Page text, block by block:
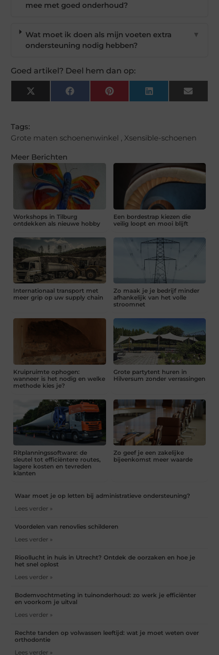
mee met goed onderhoud?
Wat moet ik doen als mijn voeten extra
ondersteuning nodig hebben?
▼
Goed artikel? Deel hem dan op:
X
(Twitter)
FacebookPinterest LinkedIn Email
Tags:
Grote maten schoenenwinkel , Xsensible-schoenen
Meer Berichten
Workshops in Tilburg
ontdekken als nieuwe hobby
Een bordestrap kiezen die
veilig loopt en mooi blijft
Internationaal transport met
meer grip op uw supply chain
Zo maak je je bedrijf minder
afhankelijk van het volle
stroomnet
Kruipruimte ophogen:
wanneer is het nodig en welke
methode kies je?
Grote partytent huren in
Hilversum zonder verrassingen
Ritplanningssoftware: de
sleutel tot efficiëntere routes,
lagere kosten en tevreden
klanten
Zo geef je een zakelijke
bijeenkomst meer waarde
Waar moet je op letten bij administratieve ondersteuning?
Lees verder »
Voordelen van renovlies schilderen
Lees verder »
Rioollucht in huis in Utrecht? Ontdek de oorzaken en hoe je
het snel oplost
Lees verder »
Bodemvochtmeting in tuinonderhoud: zo werk je efficiënter
en voorkom je uitval
Lees verder »
Rechte tanden op volwassen leeftijd: wat je moet weten over
orthodontie
Lees verder »